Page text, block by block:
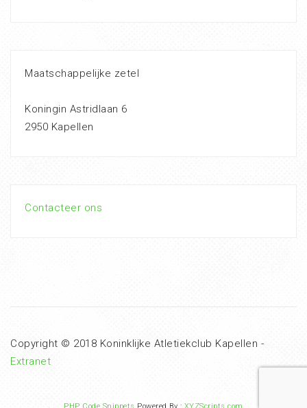
Maatschappelijke zetel
Koningin Astridlaan 6
2950 Kapellen
Contacteer ons
Copyright © 2018 Koninklijke Atletiekclub Kapellen -
Extranet
PHP Code Snippets Powered By : XYZScripts.com